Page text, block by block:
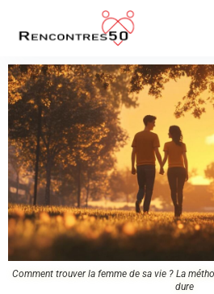
Comment trouver la femme de sa vie ? La
dure